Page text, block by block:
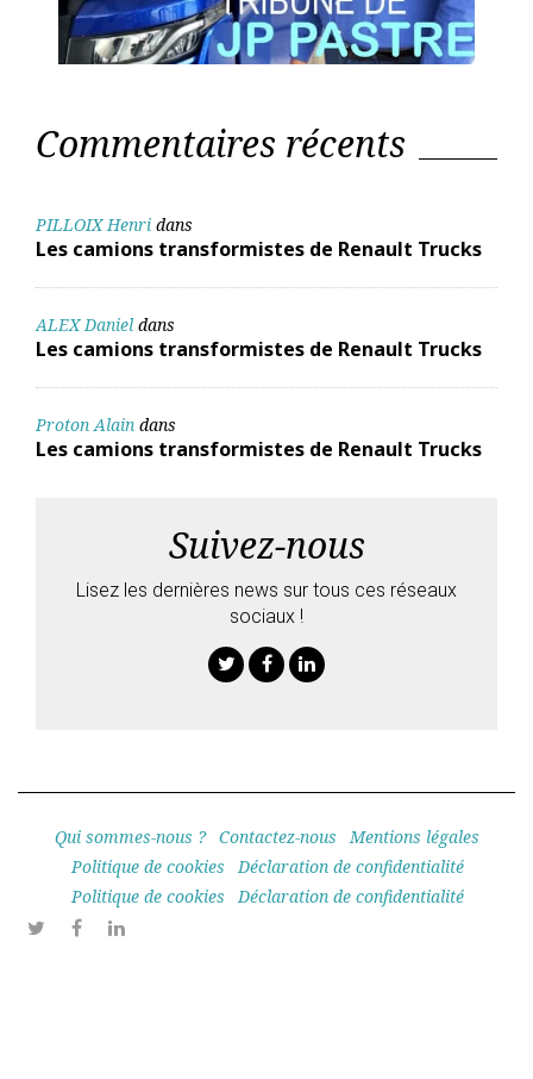
Commentaires récents
PILLOIX Henri dans
Les camions transformistes de Renault Trucks
ALEX Daniel dans
Les camions transformistes de Renault Trucks
Proton Alain dans
Les camions transformistes de Renault Trucks
Suivez-nous
Lisez les dernières news sur tous ces réseaux
sociaux !
Qui sommes-nous ? Contactez-nous
Mentions légales
Politique de cookies
Déclaration de confidentialité
Politique de cookies
Déclaration de confidentialité